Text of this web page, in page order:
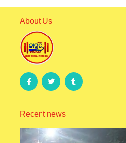
About Us
Recent news